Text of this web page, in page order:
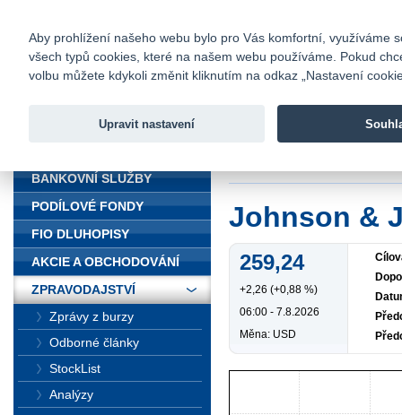
Fio banka
Fio banka
Johnson &
259,24
+2,26 (+0,88 %)
06:00 - 7.8.2026
Měna: USD
BANKOVNÍ SLUŽBY
PODÍLOVÉ FONDY
FIO DLUHOPISY
AKCIE A OBCHODOVÁNÍ
ZPRAVODAJSTVÍ
Zprávy z burzy
Odborné články
StockList
Analýzy
Aby prohlížení našeho webu bylo pro Vás komfortní, využíváme
všech typů cookies, které na našem webu používáme. Pokud
volbu můžete kdykoli změnit kliknutím na odkaz „Nastavení
Upravit nastavení